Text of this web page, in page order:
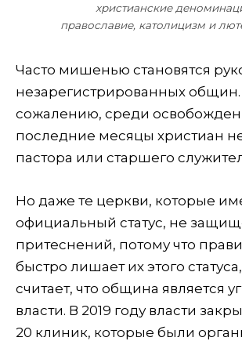
христианские
православие, католицизм и
Часто мишенью становятся
незарегистрированных общин.
сожалению, среди
последние месяцы христиан
пастора или старшего
Но даже те церкви, которые
официальный статус, не
притеснений, потому что
быстро лишает их этого
считает, что община является
власти. В 2019 году власти
20 клиник, которые были